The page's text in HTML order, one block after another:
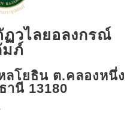
วไลยอลงกรณ์
มภ์
ลโยธิน ต.คลองหนึ่ง
านี 13180​